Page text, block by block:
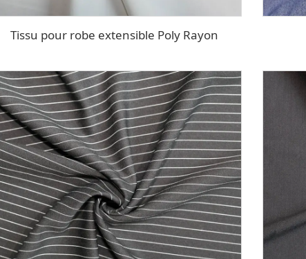
Tissu pour robe extensible Poly Rayon